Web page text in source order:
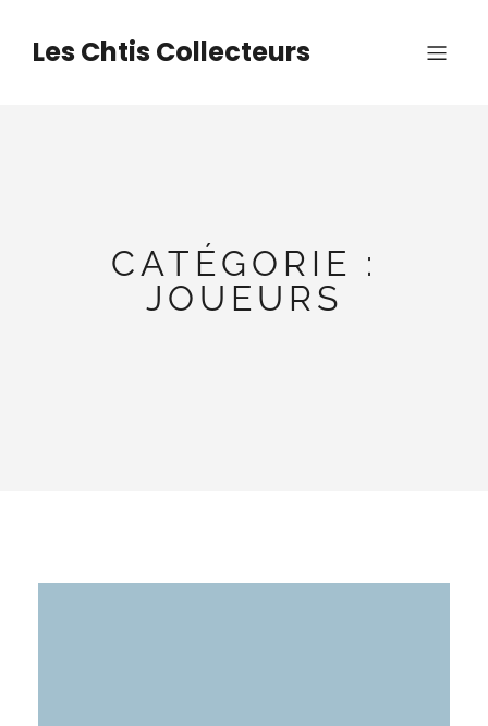
contenuLes Chtis Collecteurs
CATÉGORIE :
JOUEURS